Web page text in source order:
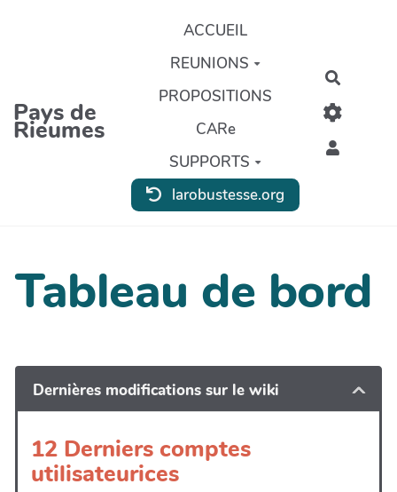
Aller au contenu principal
Pays de
Rieumes
ACCUEIL
REUNIONS
PROPOSITIONS
CARe
SUPPORTS
larobustesse.org
Tableau de bord
Dernières modifications sur le wiki
12 Derniers comptes
utilisateurices